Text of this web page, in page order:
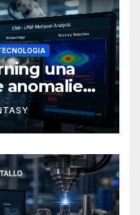
una
anomalie